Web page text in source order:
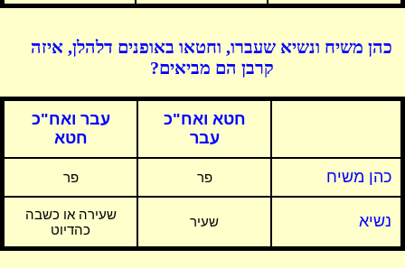
כהן משיח ונשיא שעברו, וחטאו באופנים דלהלן, איזה
קרבן הם מביאים?
חטא ואח"כ
עבר
עבר ואח"כ
חטא
כהן משיח פר פר
נשיא שעיר
שעירה או כשבה
כהדיוט